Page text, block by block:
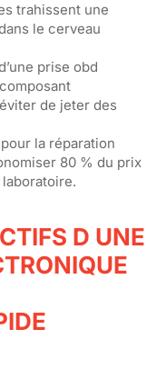
trahissent une
le cerveau
prise obd
de jeter des
la réparation
80 % du prix
D UNE